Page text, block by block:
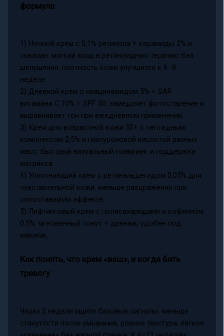
формула
1) Ночной крем с 0,1% ретинола + керамиды 2% и
сквалан: мягкий вход в ретиноидную терапию без
шелушения, плотность кожи улучшится к 6–8
неделе.
2) Дневной крем с ниацинамидом 5% + SAP
витамина C 10% + SPF 50: замедляет фотостарение и
выравнивает тон при ежедневном применении.
3) Крем для возрастной кожи 50+ с пептидным
комплексом 2,5% и гиалуроновой кислотой разных
масс: быстрый визуальный плампинг и поддержка
матрикса.
4) Уплотняющий крем с ретинальдегидом 0,05% для
чувствительной кожи: меньше раздражения при
сопоставимом эффекте.
5) Лифтинговый крем с полисахаридами и кофеином
0,5%: мгновенный тонус + дренаж, удобен под
макияж.
Как понять, что крем «ваш», и когда бить
тревогу
Через 2 недели ищите базовые сигналы: меньше
стянутости после умывания, ровнее текстура, лёгкое